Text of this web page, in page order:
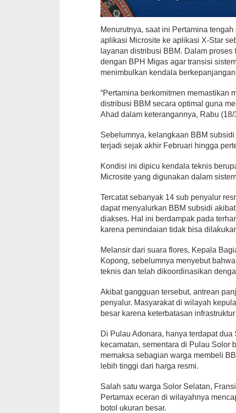
Menurutnya, saat ini Pertamina
aplikasi Microsite ke aplikasi X-Star
layanan distribusi BBM. Dalam
dengan BPH Migas agar transisi
menimbulkan kendala
“Pertamina berkomitmen memastikan
distribusi BBM secara optimal guna
Ahad dalam keterangannya, Rabu (18/
Sebelumnya, kelangkaan BBM
terjadi sejak akhir Februari hingga
Kondisi ini dipicu kendala teknis
Microsite yang digunakan dalam
Tercatat sebanyak 14 sub penyalur
dapat menyalurkan BBM subsidi
diakses. Hal ini berdampak pada
karena pemindaian tidak bisa
Melansir dari suara flores, Kepala
Kopong, sebelumnya menyebut
teknis dan telah dikoordinasikan
Akibat gangguan tersebut, antrean
penyalur. Masyarakat di wilayah
besar karena keterbatasan
Di Pulau Adonara, hanya terdapat
kecamatan, sementara di Pulau Solor
memaksa sebagian warga membeli
lebih tinggi dari harga resmi.
Salah satu warga Solor Selatan,
Pertamax eceran di wilayahnya
botol ukuran besar.